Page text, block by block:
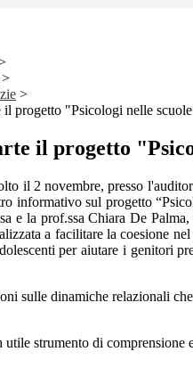
>
>
il progetto "Psicologi nelle
il progetto
il 2 novembre, presso
informativo sul progetto
la prof.ssa Chiara De
a facilitare la coesione
per aiutare i genitori
sulle dinamiche relazionali
strumento di comprensione